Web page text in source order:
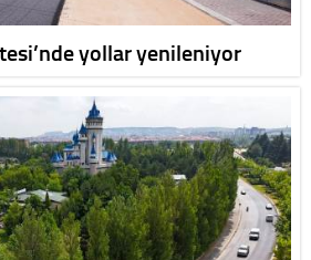
yollar yenileniyor